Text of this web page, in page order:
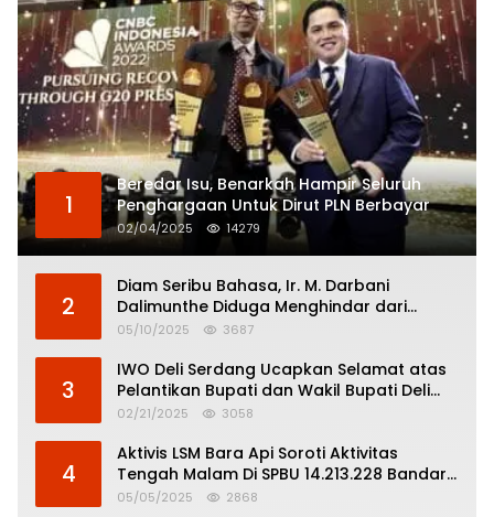
1
Beredar Isu, Benarkah Hampir Seluruh
Penghargaan Untuk Dirut PLN Berbayar
02/04/2025 14279
2
Diam Seribu Bahasa, Ir. M. Darbani
Dalimunthe Diduga Menghindar dari
Pertanggungjawaban Politik
05/10/2025 3687
3
IWO Deli Serdang Ucapkan Selamat atas
Pelantikan Bupati dan Wakil Bupati Deli
Serdang
02/21/2025 3058
4
Aktivis LSM Bara Api Soroti Aktivitas
Tengah Malam Di SPBU 14.213.228 Bandar
Tinggi
05/05/2025 2868